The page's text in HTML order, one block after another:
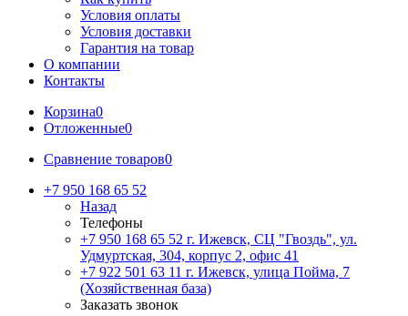
Условия оплаты
Условия доставки
Гарантия на товар
О компании
Контакты
Корзина0
Отложенные0
Сравнение товаров0
+7 950 168 65 52
Назад
Телефоны
+7 950 168 65 52 г. Ижевск, СЦ "Гвоздь", ул.
Удмуртская, 304, корпус 2, офис 41
+7 922 501 63 11 г. Ижевск, улица Пойма, 7
(Хозяйственная база)
Заказать звонок